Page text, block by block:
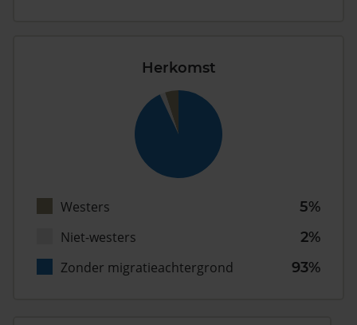
Herkomst
Westers
5%
Niet-westers
2%
Zonder migratieachtergrond
93%